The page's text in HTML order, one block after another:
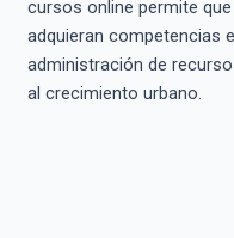
cursos online permite
adquieran competencias
administración de
al crecimiento urbano.